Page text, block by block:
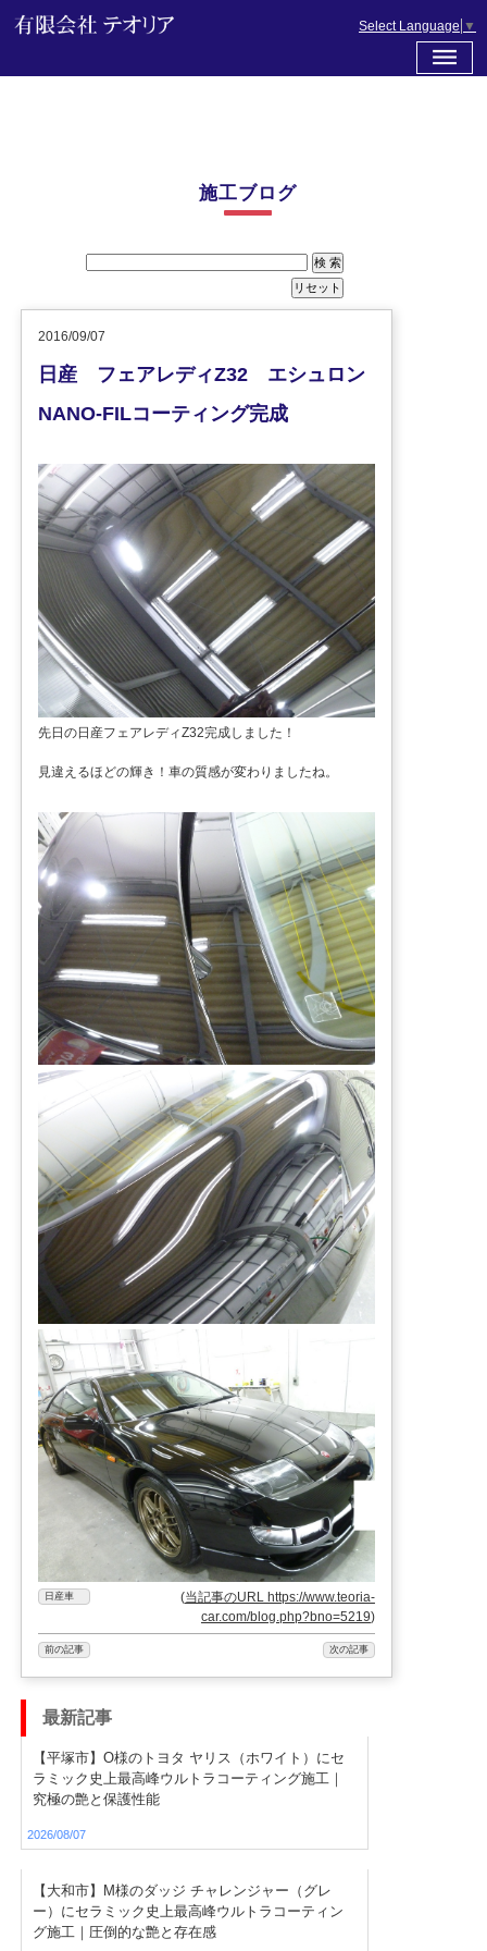
Select Language ▼
施工ブログ
2016/09/07
日産 フェアレディZ32 エシュロン
NANO-FILコーティング完成
先日の日産フェアレディZ32完成しました！
見違えるほどの輝き！車の質感が変わりましたね。
日産車 (当記事のURL https://www.teoria-
car.com/blog.php?bno=5219)
前の記事 次の記事
最新記事
【平塚市】O様のトヨタ ヤリス（ホワイト）にセ
ラミック史上最高峰ウルトラコーティング施工｜
究極の艶と保護性能
2026/08/07
【大和市】M様のダッジ チャレンジャー（グレ
ー）にセラミック史上最高峰ウルトラコーティン
グ施工｜圧倒的な艶と存在感